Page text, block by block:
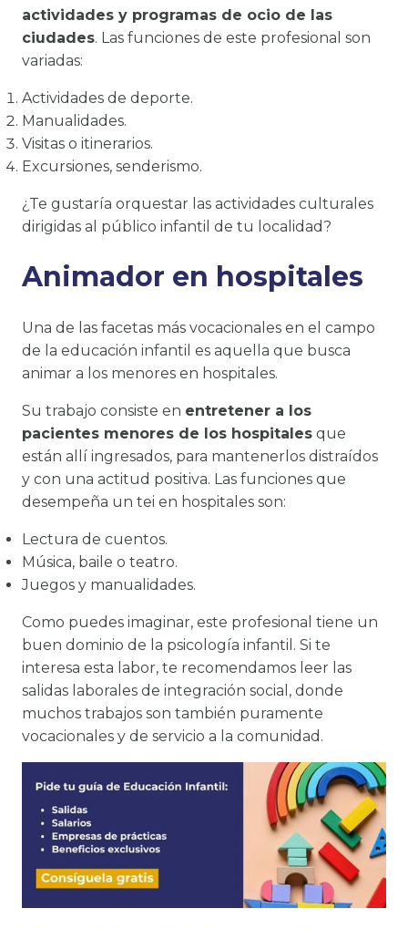
actividades y programas de ocio de las
ciudades. Las funciones de este profesional son
variadas:
Actividades de deporte.
Manualidades.
Visitas o itinerarios.
Excursiones, senderismo.
¿Te gustaría orquestar las actividades culturales
dirigidas al público infantil de tu localidad?
Animador en hospitales
Una de las facetas más vocacionales en el campo
de la educación infantil es aquella que busca
animar a los menores en hospitales.
Su trabajo consiste en entretener a los
pacientes menores de los hospitales que
están allí ingresados, para mantenerlos distraídos
y con una actitud positiva. Las funciones que
desempeña un tei en hospitales son:
Lectura de cuentos.
Música, baile o teatro.
Juegos y manualidades.
Como puedes imaginar, este profesional tiene un
buen dominio de la psicología infantil. Si te
interesa esta labor, te recomendamos leer las
salidas laborales de integración social, donde
muchos trabajos son también puramente
vocacionales y de servicio a la comunidad.